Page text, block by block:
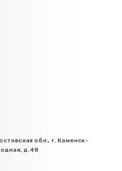
обл., г. Каменск-
д.48